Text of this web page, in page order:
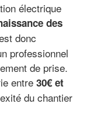
électrique
des
donc
professionnel
de prise.
entre 30€ et
du chantier